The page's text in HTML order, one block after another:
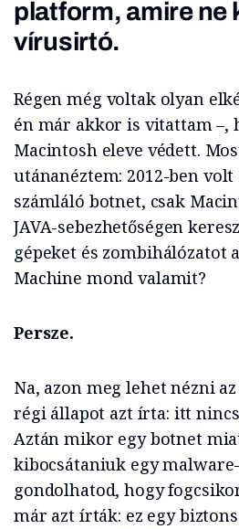
platform, amire ne
vírusirtó.
Régen még voltak olyan
én már akkor is vitattam –,
Macintosh eleve védett.
utánanéztem: 2012-ben volt
számláló botnet, csak
JAVA-sebezhetőségen
gépeket és zombihálózatot
Machine mond valamit?
Persze.
Na, azon meg lehet nézni
régi állapot azt írta: itt
Aztán mikor egy botnet
kibocsátaniuk egy
gondolhatod, hogy
már azt írták: ez egy